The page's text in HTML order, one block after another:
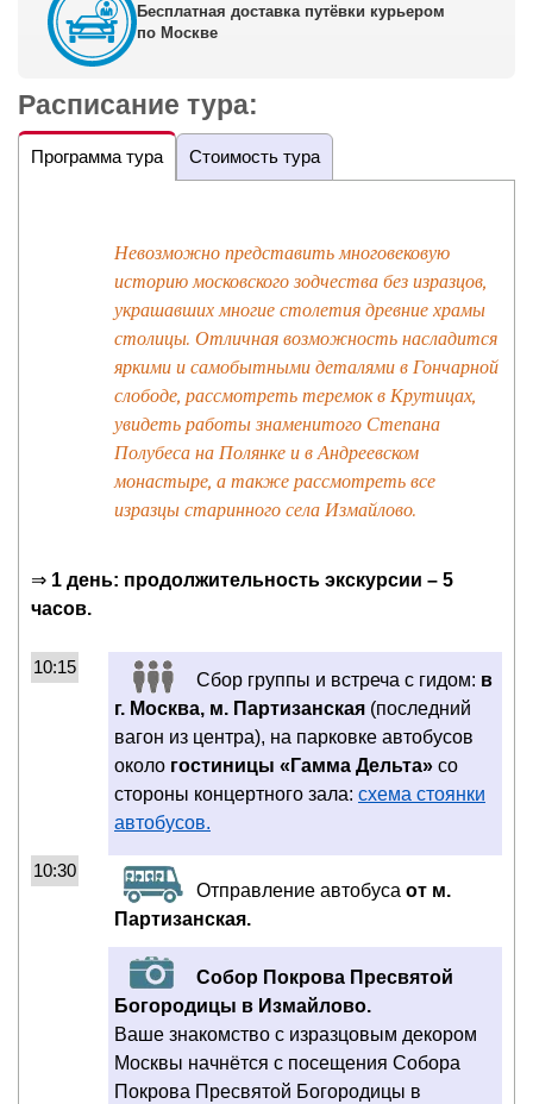
Бесплатная доставка путёвки курьером
по Москве
Расписание тура:
Программа тура Стоимость тура
Невозможно представить многовековую
историю московского зодчества без изразцов,
украшавших многие столетия древние храмы
столицы. Отличная возможность насладится
яркими и самобытными деталями в Гончарной
слободе, рассмотреть теремок в Крутицах,
увидеть работы знаменитого Степана
Полубеса на Полянке и в Андреевском
монастыре, а также рассмотреть все
изразцы старинного села Измайлово.
⇒ 1 день: продолжительность экскурсии – 5
часов.
10:15
Сбор группы и встреча с гидом: в
г. Москва, м. Партизанская (последний
вагон из центра), на парковке автобусов
около гостиницы «Гамма Дельта» со
стороны концертного зала: схема стоянки
автобусов.
10:30
Отправление автобуса от м.
Партизанская.
Собор Покрова Пресвятой
Богородицы в Измайлово.
Ваше знакомство с изразцовым декором
Москвы начнётся с посещения Собора
Покрова Пресвятой Богородицы в